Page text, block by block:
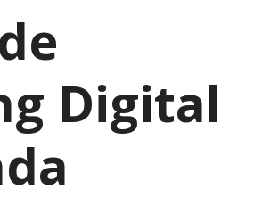
Digital